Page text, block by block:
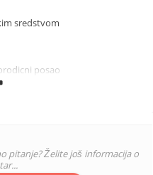
sredstvom
posao
do 5l jer
pitanje? Želite još informacija o